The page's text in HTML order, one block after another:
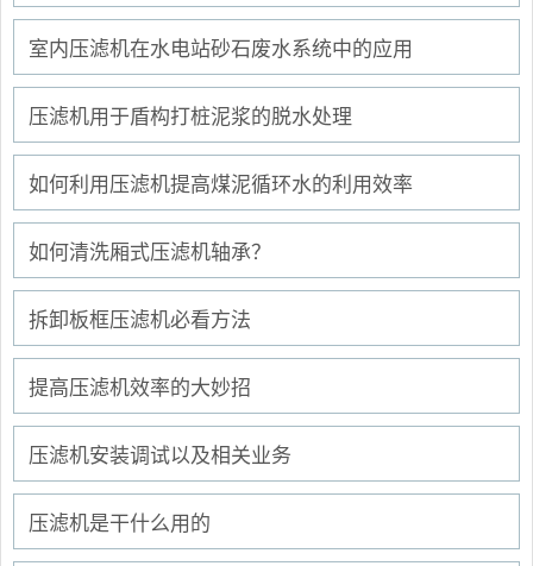
室内压滤机在水电站砂石废水系统中的应用
压滤机用于盾构打桩泥浆的脱水处理
如何利用压滤机提高煤泥循环水的利用效率
如何清洗厢式压滤机轴承？
拆卸板框压滤机必看方法
提高压滤机效率的大妙招
压滤机安装调试以及相关业务
压滤机是干什么用的